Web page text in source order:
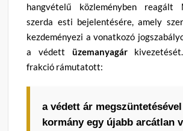
hangvételű közleményben reagált
szerda esti bejelentésére, amely
kezdeményezi a vonatkozó
a védett üzemanyagár
frakció rámutatott:
a védett ár
kormány egy újabb arcátlan